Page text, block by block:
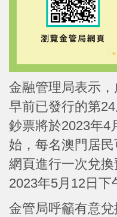
金融管理局表示
早前已發行的第
鈔票將於2023年4
始，每名澳門居
網頁進行一次兌
2023年5月12日下
金管局呼籲有意